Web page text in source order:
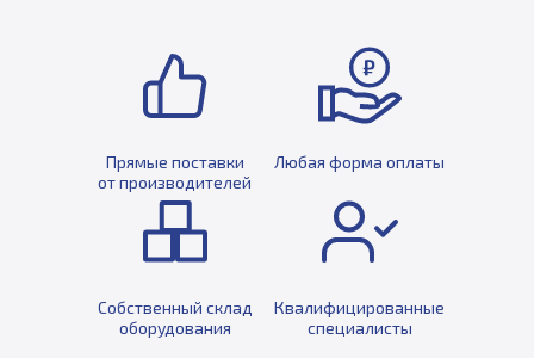
Прямые поставки
от производителей
Любая форма оплаты
Собственный склад
оборудования
Квалифицированные
специалисты